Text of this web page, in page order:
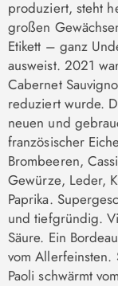
produziert, steht
großen
Etikett – ganz
ausweist. 2021
Cabernet
reduziert wurde.
neuen und
französischer
Brombeeren,
Gewürze, Leder,
Paprika.
und tiefgründig.
Säure. Ein
vom Allerfeinsten.
Paoli schwärmt